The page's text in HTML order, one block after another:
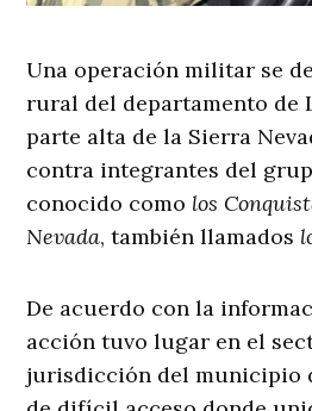
Una operación militar se
rural del departamento de
parte alta de la Sierra
contra integrantes del
conocido como los
Nevada, también llamados
De acuerdo con la
acción tuvo lugar en el
jurisdicción del municipio